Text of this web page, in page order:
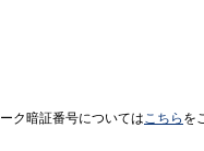
ク暗証番号についてはこちら を